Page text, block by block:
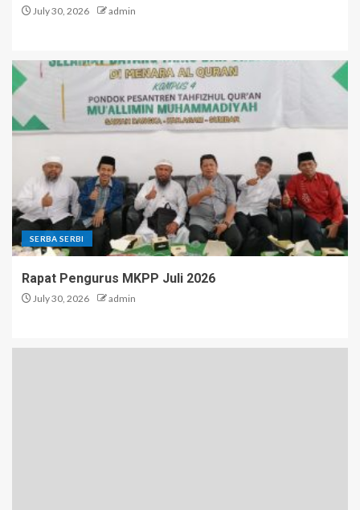
July 30, 2026 admin
SERBA SERBI
Rapat Pengurus MKPP Juli 2026
July 30, 2026 admin